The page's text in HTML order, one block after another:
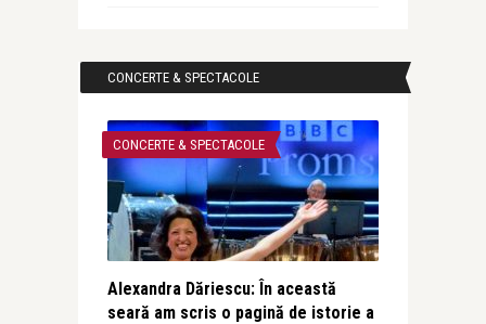
CONCERTE & SPECTACOLE
CONCERTE & SPECTACOLE
Alexandra Dăriescu: În această
seară am scris o pagină de istorie a